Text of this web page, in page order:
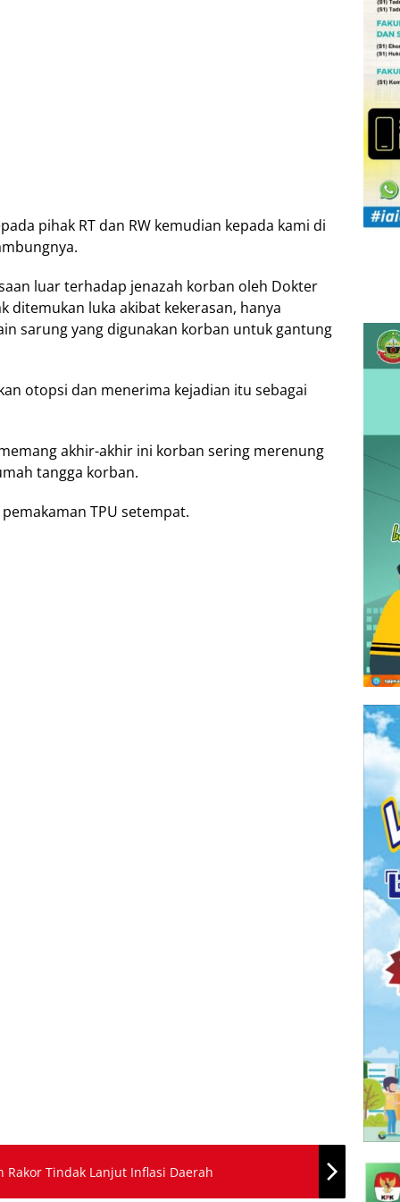
pihak RT dan RW kemudian kepada kami di
luar terhadap jenazah korban oleh Dokter
ditemukan luka akibat kekerasan, hanya
sarung yang digunakan korban untuk gantung
otopsi dan menerima kejadian itu sebagai
akhir-akhir ini korban sering merenung
tangga korban.
TPU setempat.
Rakor Tindak Lanjut Inflasi Daerah